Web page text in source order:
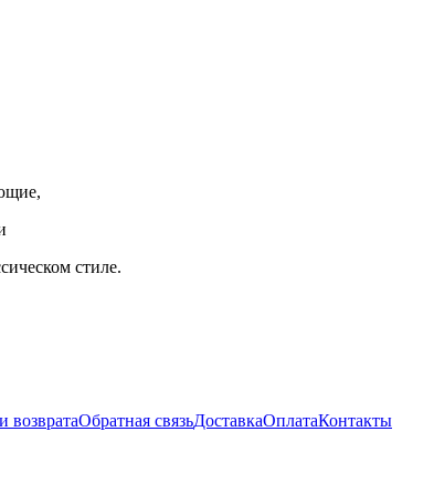
стиле.
возвратаОбратная связьДоставкаОплатаКонтакты